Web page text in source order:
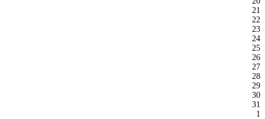
21
22
23
24
25
26
27
28
29
30
31
1